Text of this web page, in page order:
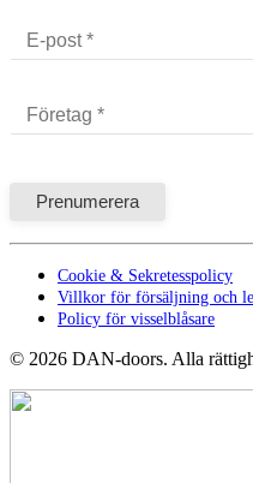
Cookie & Sekretesspolicy
Villkor för försäljning och
Policy för visselblåsare
© 2026 DAN-doors. Alla